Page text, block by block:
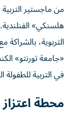
من ماجستير
التربوية،
في التربية
محطة اعتزاز